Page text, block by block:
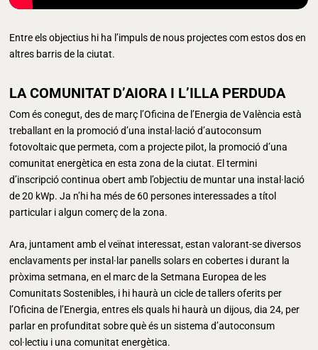
Entre els objectius hi ha l’impuls de nous projectes com estos dos en
altres barris de la ciutat.
LA COMUNITAT D’AIORA I L’ILLA PERDUDA
Com és conegut, des de març l’Oficina de l’Energia de València està
treballant en la promoció d’una instal·lació d’autoconsum
fotovoltaic que permeta, com a projecte pilot, la promoció d’una
comunitat energètica en esta zona de la ciutat. El termini
d’inscripció continua obert amb l’objectiu de muntar una instal·lació
de 20 kWp. Ja n’hi ha més de 60 persones interessades a títol
particular i algun comerç de la zona.
Ara, juntament amb el veïnat interessat, estan valorant-se diversos
enclavaments per instal·lar panells solars en cobertes i durant la
pròxima setmana, en el marc de la Setmana Europea de les
Comunitats Sostenibles, i hi haurà un cicle de tallers oferits per
l’Oficina de l’Energia, entres els quals hi haurà un dijous, dia 24, per
parlar en profunditat sobre què és un sistema d’autoconsum
col·lectiu i una comunitat energètica.